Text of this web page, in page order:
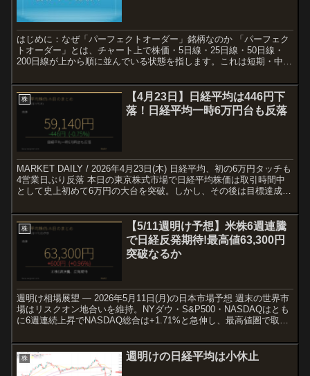
はじめに：なぜ「パーフェクトオーダー」銘柄なのか 「パーフェク
トオーダー」とは、チャート上で株価・5日線・25日線・50日線・
200日線が上から順に並んでいる状態を指します。これは短期・中
株
【4月23日】日経平均は446円下
落！日経平均一時6万円台も反落
MARKET DAILY / 2026年4月23日(木) 日経平均、初の6万円タッチも
4営業日ぶり反落 本日の東京株式市場で日経平均株価は取引時間中
として史上初めて6万円の大台を突破。しかし、その後は目標達成感
株
【5/11週明け予想】米株6週連騰
で日経反発期待!最高値63,300円
突破なるか
週明け相場展望 — 2026年5月11日(月)の日本市場予想 週末の世界市
場はリスクオン地合いを維持。NYダウ・S&P500・NASDAQはとも
に6週連続上昇でNASDAQ総合は+1.71%と急伸し、最高値圏で取引
株 週明けの日経平均は小休止